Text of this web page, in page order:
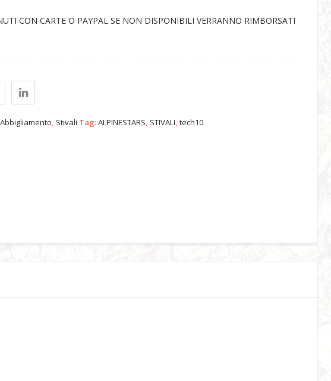
CON CARTE O PAYPAL SE NON DISPONIBILI VERRANNO RIMBORSATI
Abbigliamento, Stivali Tag:ALPINESTARS, STIVALI,tech10